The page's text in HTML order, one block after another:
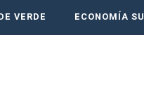
VERDE ECONOMÍA